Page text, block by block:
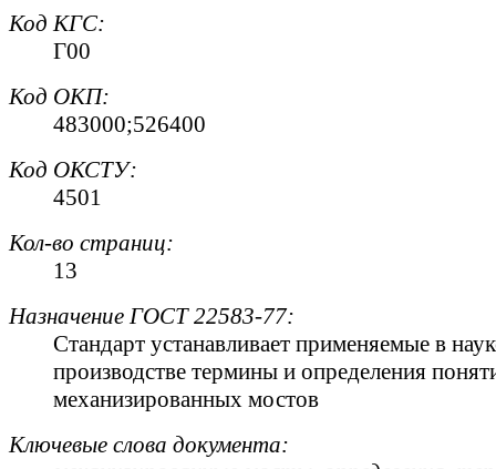
КодКГС:
Г00
Код ОКП:
483000;526400
Код ОКСТУ:
4501
Кол-во страниц:
13
Назначение ГОСТ 22583-77:
Стандарт устанавливает применяемые в
производстве термины и определения
механизированных мостов
Ключевые слова документа: